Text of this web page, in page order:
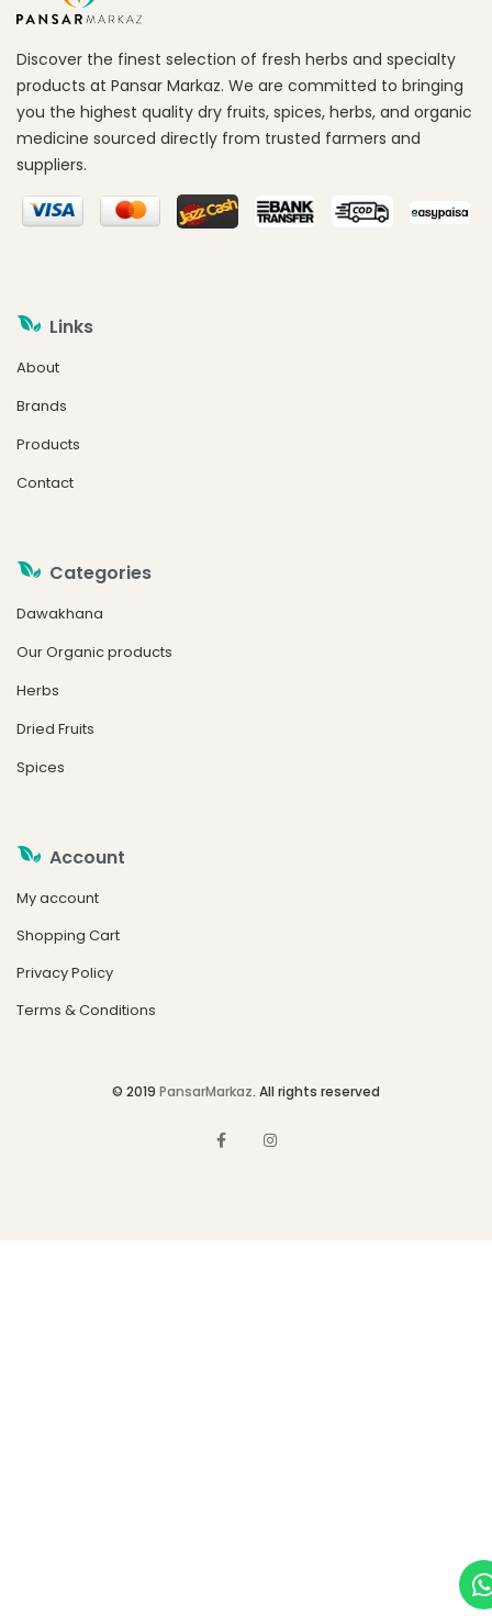
Discover the finest selection of fresh herbs and specialty
products at Pansar Markaz. We are committed to bringing
you the highest quality dry fruits, spices, herbs, and organic
medicine sourced directly from trusted farmers and
suppliers.
Links
About
Brands
Products
Contact
Categories
Dawakhana
Our Organic products
Herbs
Dried Fruits
Spices
Account
My account
Shopping Cart
Privacy Policy
Terms & Conditions
© 2019 PansarMarkaz. All rights reserved